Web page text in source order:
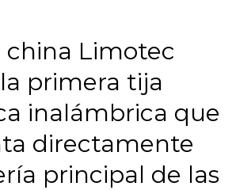
china Limotec
primera tija
inalámbrica que
directamente
principal de las